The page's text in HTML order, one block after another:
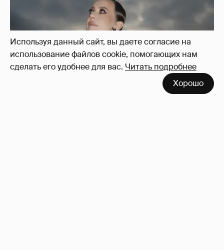
Используя данный сайт, вы даете согласие на
использование файлов cookie, помогающих нам
сделать его удобнее для вас. Читать подробнее
Хорошо